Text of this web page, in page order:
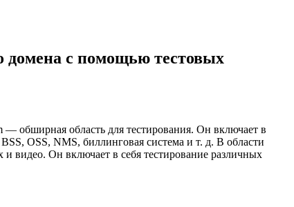
домена с помощью тестовых
обширная область для тестирования. Он включает в
OSS, NMS, биллинговая система и т. д. В области
и видео. Он включает в себя тестирование различных